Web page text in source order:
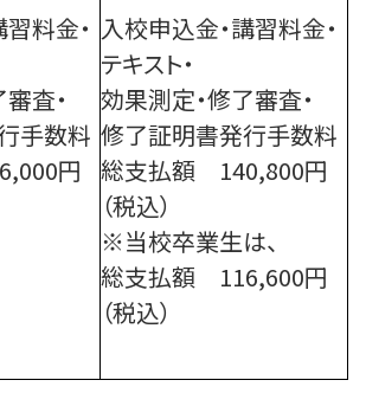
料金・
査・
手数料
円
入校申込金・講習料金・
テキスト・
効果測定・修了審査・
修了証明書発行手数料
総支払額 140,800円
（税込）
※当校卒業生は、
総支払額 116,600円
（税込）